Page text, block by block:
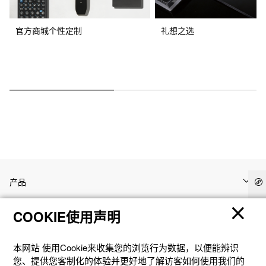
官方商城个性定制 礼想之选
产品
客户支持
资讯
COOKIE使用声明
本网站 使⽤Cookie来收集您的浏览⾏为数据，以便能辨识
您、提供您客制化的体验并更好地了解访客如何使⽤我们的